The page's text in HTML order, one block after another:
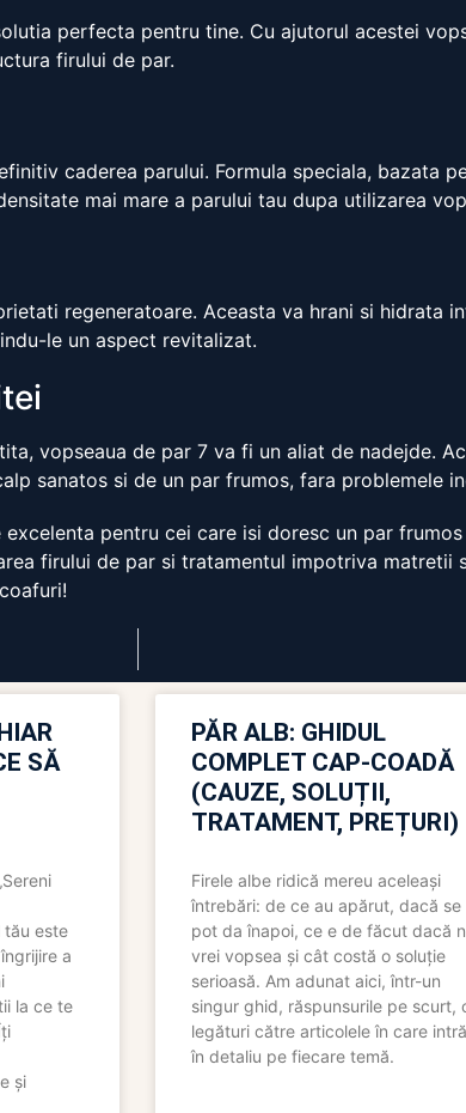
perfecta pentru tine. Cu ajutorul acestei
firului de par.
caderea parului. Formula speciala, bazata
mai mare a parului tau dupa utilizarea
regeneratoare. Aceasta va hrani si hidrata
le un aspect revitalizat.
vopseaua de par 7 va fi un aliat de nadejde.
sanatos si de un par frumos, fara problemele
pentru cei care isi doresc un par
firului de par si tratamentul impotriva matretii
SĂ
tău este
a
la ce te
și
PĂR ALB: GHIDUL
COMPLET CAP-COADĂ
(CAUZE, SOLUȚII,
TRATAMENT, PREȚURI)
Firele albe ridică mereu aceleași
întrebări: de ce au apărut, dacă se
pot da înapoi, ce e de făcut dacă
vrei vopsea și cât costă o soluție
serioasă. Am adunat aici, într-un
singur ghid, răspunsurile pe scurt,
legături către articolele în care
în detaliu pe fiecare temă.